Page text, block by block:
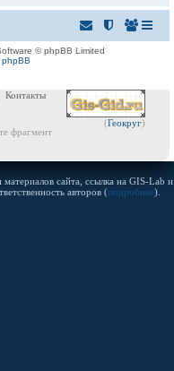
© phpBB Limited
phpBB
(Геокруг)
Контакты
фрагмент
сайта, ссылка на GIS-Lab и
авторов (подробнее).